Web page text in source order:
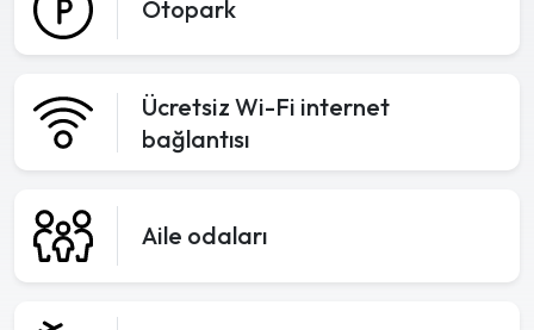
Otopark
Ücretsiz Wi-Fi internet
bağlantısı
Aile odaları